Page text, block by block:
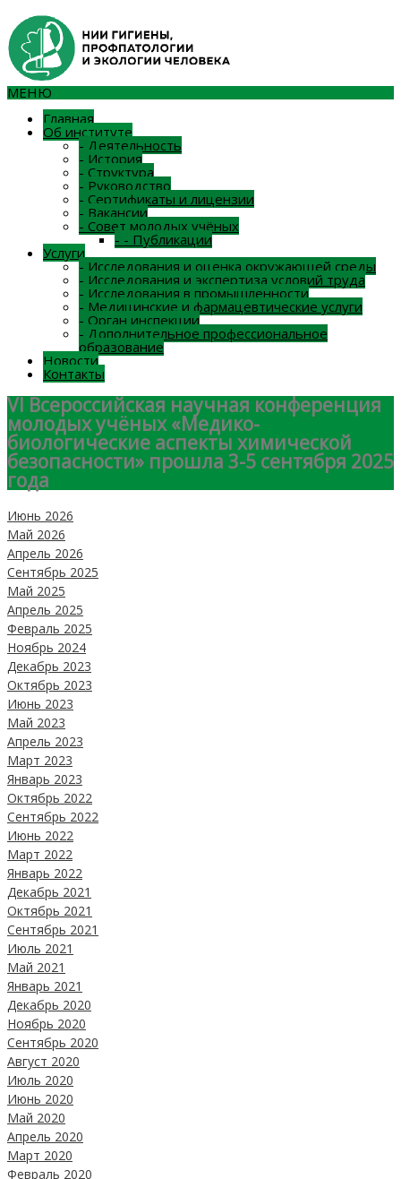
МЕНЮ
Главная
Об институте
- Деятельность
- История
- Структура
- Руководство
- Сертификаты и лицензии
- Вакансии
- Совет молодых учёных
- - Публикации
Услуги
- Исследования и оценка окружающей среды
- Исследования и экспертиза условий труда
- Исследования в промышленности
- Медицинские и фармацевтические услуги
- Орган инспекции
- Дополнительное профессиональное
образование
Новости
Контакты
VI Всероссийская научная конференция
молодых учёных «Медико-
биологические аспекты химической
безопасности» прошла 3-5 сентября 2025
года
Июнь 2026
Май 2026
Апрель 2026
Сентябрь 2025
Май 2025
Апрель 2025
Февраль 2025
Ноябрь 2024
Декабрь 2023
Октябрь 2023
Июнь 2023
Май 2023
Апрель 2023
Март 2023
Январь 2023
Октябрь 2022
Сентябрь 2022
Июнь 2022
Март 2022
Январь 2022
Декабрь 2021
Октябрь 2021
Сентябрь 2021
Июль 2021
Май 2021
Январь 2021
Декабрь 2020
Ноябрь 2020
Сентябрь 2020
Август 2020
Июль 2020
Июнь 2020
Май 2020
Апрель 2020
Март 2020
Февраль 2020